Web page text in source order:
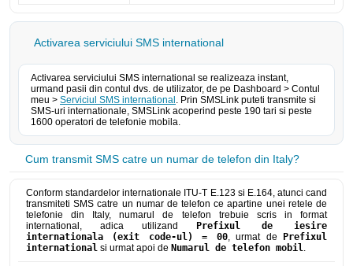
Activarea serviciului SMS international
Activarea serviciului SMS international se realizeaza instant,
urmand pasii din contul dvs. de utilizator, de pe Dashboard > Contul
meu > Serviciul SMS international . Prin SMSLink puteti transmite si
SMS-uri internationale, SMSLink acoperind peste 190 tari si peste
1600 operatori de telefonie mobila.
Cum transmit SMS catre un numar de telefon din Italy?
Conform standardelor internationale ITU-T E.123 si E.164, atunci cand
transmiteti SMS catre un numar de telefon ce apartine unei retele de
telefonie din Italy, numarul de telefon trebuie scris in format
international, adica utilizand
Prefixul de iesire
internationala (exit code-ul) = 00, urmat de
Prefixul
international si urmat apoi de Numarul de telefon mobil.